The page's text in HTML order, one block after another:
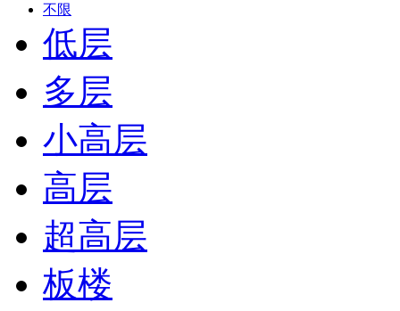
不限
低层
多层
小高层
高层
超高层
板楼